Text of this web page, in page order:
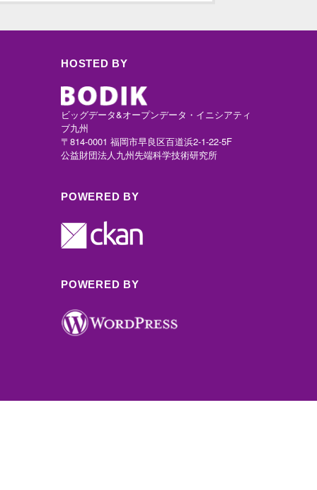
HOSTED BY
ビッグデータ&オープンデータ・イニシアティ
ブ九州
〒814-0001 福岡市早良区百道浜2-1-22-5F
公益財団法人九州先端科学技術研究所
POWERED BY
POWERED BY